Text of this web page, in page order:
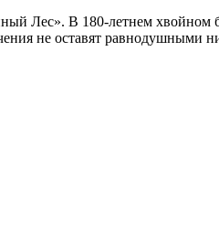
Лес». В 180-летнем хвойном
не оставят равнодушными